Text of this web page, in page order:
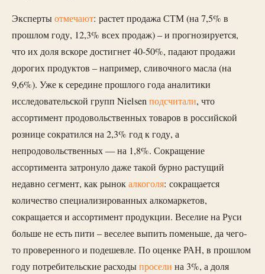
Экспертыотмечают: растет продажа СТМ (на 7,5% в
прошлом году, 12,3% всех продаж) – и прогнозируется,
что их доля вскоре достигнет 40-50%, падают продажи
дорогих продуктов – например, сливочного масла (на
9,6%). Уже к середине прошлого года аналитики
исследовательской групп Nielsenподсчитали, что
ассортимент продовольственных товаров в российской
рознице сократился на 2,3% год к году, а
непродовольственных — на 1,8%. Сокращение
ассортимента затронуло даже такой бурно растущий
недавно сегмент, как рынокалкоголя: сокращается
количество специализированных алкомаркетов,
сокращается и ассортимент продукции. Веселие на Руси
больше не есть пити – веселее выпить поменьше, да чего-
то проверенного и подешевле. По оценке РАН, в прошлом
году потребительские расходыпросели на 3%, а доля